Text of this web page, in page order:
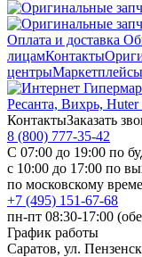
Оплата и доставка
лицамКонтакты
центрыМаркетплейсы
Ресанта, Вихрь,
КонтактыЗаказать
8 (800) 777-35-42
С 07:00 до 19:00 по
с 10:00 до 17:00 по
по московскому
+7 (495) 151-67-68
пн-пт 08:30-17:00
График работы
Саратов, ул.